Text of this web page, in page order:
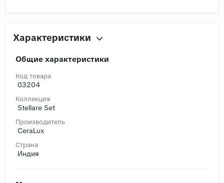
Характеристики
Общие характеристики
Код товара
03204
Коллекция
Stellare Set
Производитель
CeraLux
Страна
Индия